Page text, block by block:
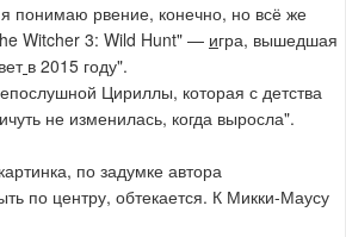
понимаю рвение, конечно, но всё же
Witcher 3: Wild Hunt" — игра, вышедшая
в 2015 году".
Цириллы, которая с детства
не изменилась, когда выросла".
по задумке автора
по центру, обтекается. К Микки-Маусу